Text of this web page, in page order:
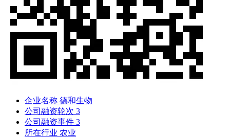
企业名称 德和生物
公司融资轮次 3
公司融资事件 3
所在行业 农业